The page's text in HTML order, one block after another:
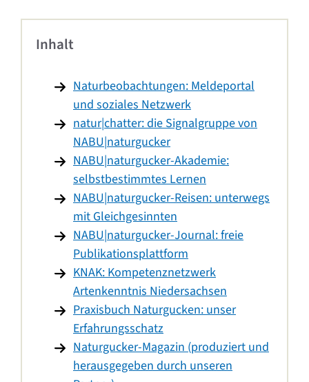
Inhalt
Naturbeobachtungen: Meldeportal
und soziales Netzwerk
natur|chatter: die Signalgruppe von
NABU|naturgucker
NABU|naturgucker-Akademie:
selbstbestimmtes Lernen
NABU|naturgucker-Reisen: unterwegs
mit Gleichgesinnten
NABU|naturgucker-Journal: freie
Publikationsplattform
KNAK: Kompetenznetzwerk
Artenkenntnis Niedersachsen
Praxisbuch Naturgucken: unser
Erfahrungsschatz
Naturgucker-Magazin (produziert und
herausgegeben durch unseren